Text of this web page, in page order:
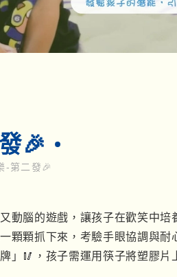
🎉
-第二發🎉
動腦的遊戲，讓孩子在歡笑中培
顆顆抓下來，考驗手眼協調與耐
」 🥢 ，孩子需運用筷子將塑膠